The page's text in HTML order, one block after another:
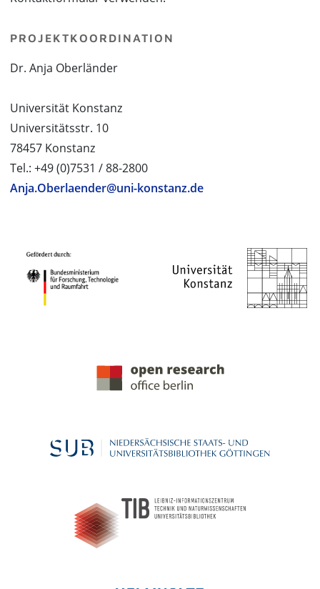
PROJEKTKOORDINATION
Dr. Anja Oberländer
Universität Konstanz
Universitätsstr. 10
78457 Konstanz
Tel.: +49 (0)7531 / 88-2800
Anja.Oberlaender@uni-konstanz.de